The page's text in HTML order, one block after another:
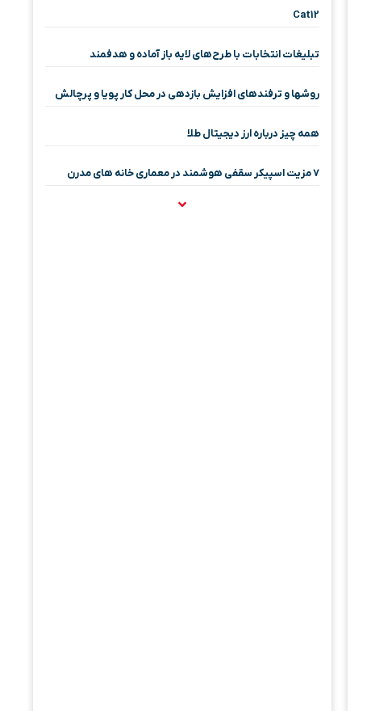
Cat12
تبلیغات انتخابات با طرح‌های لایه باز آماده و هدفمند
روشها و ترفندهای افزایش بازدهی در محل کار پویا و پرچالش
همه چیز درباره ارز دیجیتال طلا
۷ مزیت اسپیکر سقفی هوشمند در معماری خانه‌ های مدرن